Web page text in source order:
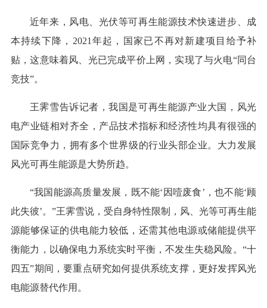
近年来，风电、光伏等可再生能源技术快速进步、成
本持续下降，2021年起，国家已不再对新建项目给予补
贴，这意味着风、光已完成平价上网，实现了与火电“同台
竞技”。
王霁雪告诉记者，我国是可再生能源产业大国，风光
电产业链相对齐全，产品技术指标和经济性均具有很强的
国际竞争力，拥有多个世界级的行业头部企业。大力发展
风光可再生能源是大势所趋。
“我国能源高质量发展，既不能‘因噎废食’，也不能‘顾
此失彼’。”王霁雪说，受自身特性限制，风、光等可再生能
源能够保证的供电能力较低，还需其他电源或储能提供平
衡能力，以确保电力系统实时平衡，不发生失稳风险。“十
四五”期间，要重点研究如何提供系统支撑，更好发挥风光
电能源替代作用。